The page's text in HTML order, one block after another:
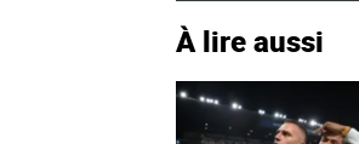
À lire aussi